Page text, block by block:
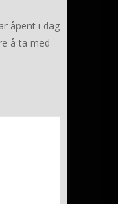
åpent i dag
å ta med